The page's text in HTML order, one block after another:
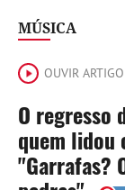
MÚSICA
OUVIR ARTIGO
O regresso
quem lidou
"Garrafas?